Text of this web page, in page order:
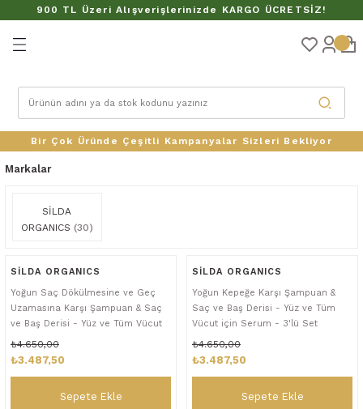
900 TL Üzeri Alışverişlerinizde KARGO ÜCRETSİZ!
Geri Dön
Bir Çok Üründe Çeşitli Kampanyalar Sizleri Bekliyor
Markalar
SİLDA
ORGANICS (30)
SİLDA ORGANICS
Yoğun Saç Dökülmesine ve Geç
Uzamasına Karşı Şampuan & Saç
ve Baş Derisi - Yüz ve Tüm Vücut
için Serum - 3'lü Set
₺4.650,00
₺3.487,50
Sepete Ekle
SİLDA ORGANICS
Yoğun Kepeğe Karşı Şampuan &
Saç ve Baş Derisi - Yüz ve Tüm
Vücut için Serum - 3'lü Set
₺4.650,00
₺3.487,50
Sepete Ekle